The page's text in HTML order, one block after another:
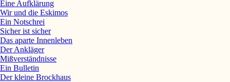
Eine Aufklärung
Wir und die Eskimos
Ein Notschrei
Sicher ist sicher
Das aparte Innenleben
Der Ankläger
Mißverständnisse
Ein Bulletin
Der kleine Brockhaus